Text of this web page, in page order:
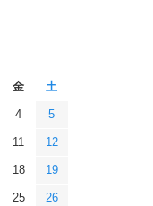
金 土
4 5
11 12
18 19
25 26